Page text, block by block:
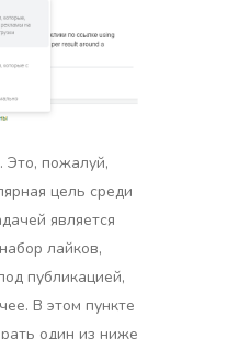
Это, пожалуй,
цель среди
является
лайков,
публикацией,
В этом пункте
один из ниже